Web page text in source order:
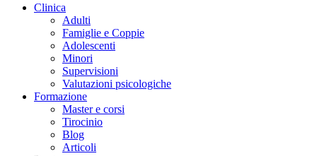
Clinica
Adulti
Famiglie e Coppie
Adolescenti
Minori
Supervisioni
Valutazioni psicologiche
Formazione
Master e corsi
Tirocinio
Blog
Articoli